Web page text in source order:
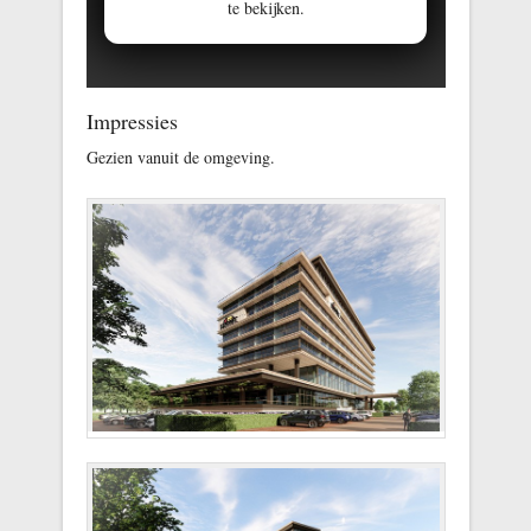
te bekijken.
Impressies
Gezien vanuit de omgeving.